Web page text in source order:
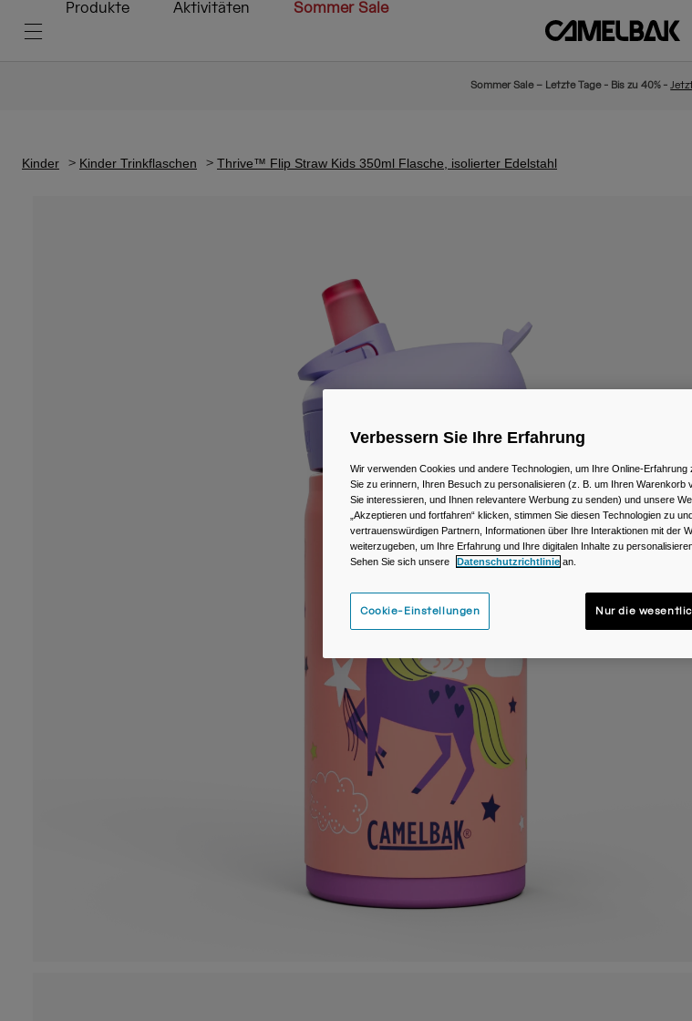
Produkte Aktivitäten Sommer Sale
Sommer Sale – Letzte Tage - Bis zu 40% -
Kinder Kinder Trinkflaschen Thrive™ Flip Straw Kids 350ml Flasche, isolierter Edelstahl
Verbessern Sie Ihre Erfahrung
Wir verwenden Cookies und andere Technologien, um Ihre Online-
Sie zu erinnern, Ihren Besuch zu personalisieren (z. B. um Ihren Warenkorb
Sie interessieren, und Ihnen relevantere Werbung zu senden) und unsere
„Akzeptieren und fortfahren“ klicken, stimmen Sie diesen Technologien zu
vertrauenswürdigen Partnern, Informationen über Ihre Interaktionen mit der
weiterzugeben, um Ihre Erfahrung und Ihre digitalen Inhalte zu
Sehen Sie sich unsere
Datenschutzrichtlinie an.
Cookie-Einstellungen Nur die